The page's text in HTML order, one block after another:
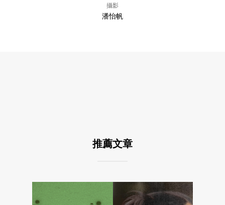
攝影
潘怡帆
推薦文章